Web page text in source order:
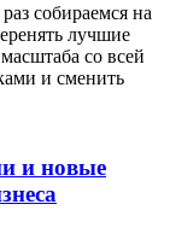
собираемся на
лучшие
со всей
и сменить
и новые